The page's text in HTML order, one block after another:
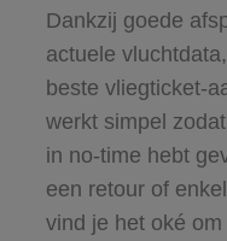
Dankzij goede
actuele
beste vliegticket-
werkt simpel
in no-time hebt
een retour of
vind je het oké